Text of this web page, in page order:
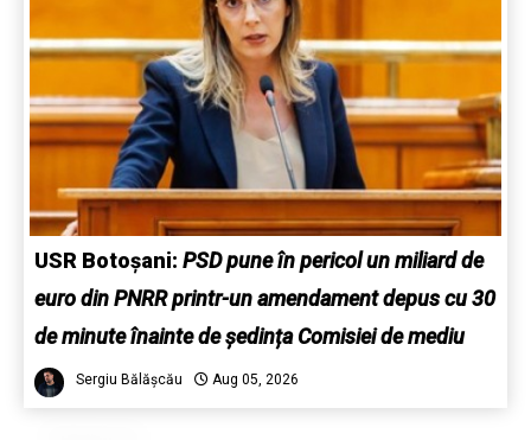
USR Botoșani: PSD pune în pericol un miliard de
euro din PNRR printr-un amendament depus cu 30
de minute înainte de ședința Comisiei de mediu
Sergiu Bălășcău Aug 05, 2026